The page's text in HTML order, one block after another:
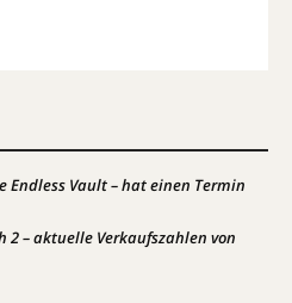
Endless Vault – hat einen Termin
2 – aktuelle Verkaufszahlen von